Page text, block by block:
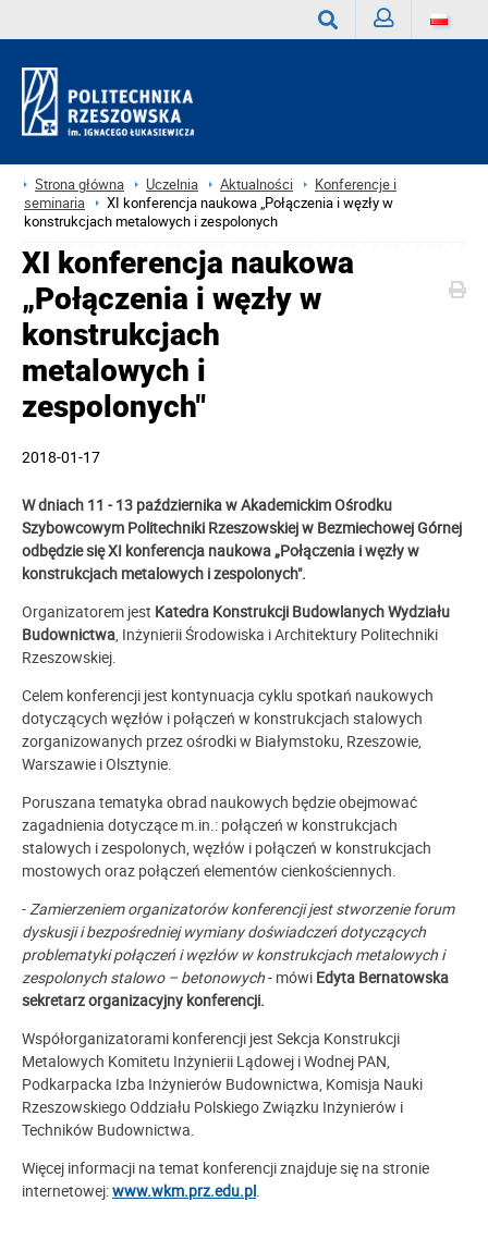
Strona główna Uczelnia Aktualności
Konferencje i
seminaria
XI konferencja naukowa „Połączenia i węzły w
konstrukcjach metalowych i zespolonych
XI konferencja naukowa
„Połączenia i węzły w
konstrukcjach
metalowych i
zespolonych"
2018-01-17
W dniach 11 - 13 października w Akademickim Ośrodku
Szybowcowym Politechniki Rzeszowskiej w Bezmiechowej Górnej
odbędzie się XI konferencja naukowa „Połączenia i węzły w
konstrukcjach metalowych i zespolonych".
Organizatorem jest Katedra Konstrukcji Budowlanych Wydziału
Budownictwa, Inżynierii Środowiska i Architektury Politechniki
Rzeszowskiej.
Celem konferencji jest kontynuacja cyklu spotkań naukowych
dotyczących węzłów i połączeń w konstrukcjach stalowych
zorganizowanych przez ośrodki w Białymstoku, Rzeszowie,
Warszawie i Olsztynie.
Poruszana tematyka obrad naukowych będzie obejmować
zagadnienia dotyczące m.in.: połączeń w konstrukcjach
stalowych i zespolonych, węzłów i połączeń w konstrukcjach
mostowych oraz połączeń elementów cienkościennych.
-Zamierzeniem organizatorów konferencji jest stworzenie forum
dyskusji i bezpośredniej wymiany doświadczeń dotyczących
problematyki połączeń i węzłów w konstrukcjach metalowych i
zespolonych stalowo – betonowych- mówi Edyta Bernatowska
sekretarz organizacyjny konferencji.
Współorganizatorami konferencji jest Sekcja Konstrukcji
Metalowych Komitetu Inżynierii Lądowej i Wodnej PAN,
Podkarpacka Izba Inżynierów Budownictwa, Komisja Nauki
Rzeszowskiego Oddziału Polskiego Związku Inżynierów i
Techników Budownictwa.
Więcej informacji na temat konferencji znajduje się na stronie
internetowej:www.wkm.prz.edu.pl.